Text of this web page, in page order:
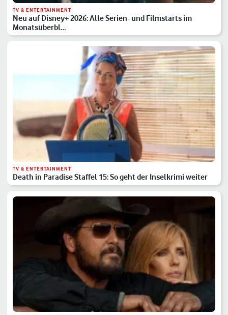
TV & ENTERTAINMENT
Neu auf Disney+ 2026: Alle Serien- und Filmstarts im
Monatsüberbl…
TV & ENTERTAINMENT
Death in Paradise Staffel 15: So geht der Inselkrimi weiter